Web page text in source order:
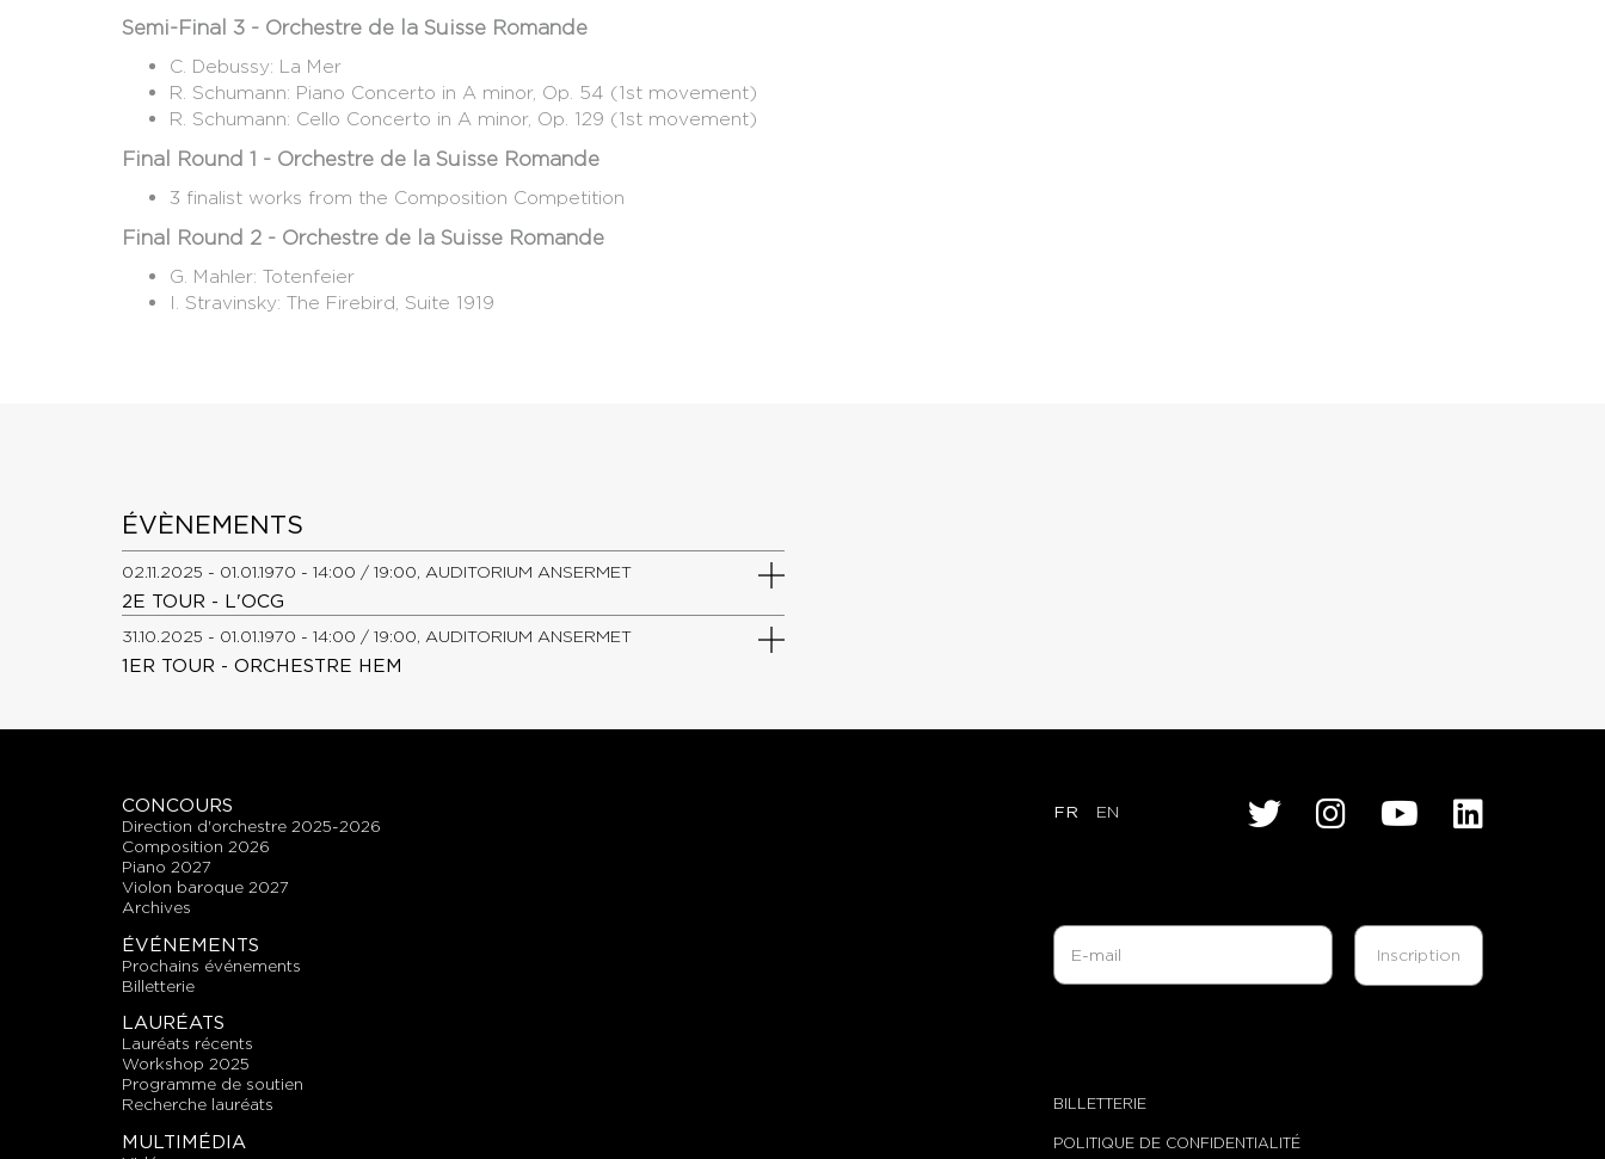
Semi-Final 3 - Orchestre de la Suisse Romande
C. Debussy: La Mer
R. Schumann: Piano Concerto in A minor, Op. 54 (1st movement)
R. Schumann: Cello Concerto in A minor, Op. 129 (1st movement)
Final Round 1 - Orchestre de la Suisse Romande
3 finalist works from the Composition Competition
Final Round 2 - Orchestre de la Suisse Romande
G. Mahler: Totenfeier
​I. Stravinsky: The Firebird, Suite 1919
ÉVÈNEMENTS
02.11.2025 - 01.01.1970 - 14:00 / 19:00, AUDITORIUM ANSERMET
2E TOUR - L'OCG
31.10.2025 - 01.01.1970 - 14:00 / 19:00, AUDITORIUM ANSERMET
1ER TOUR - ORCHESTRE HEM
CONCOURS
direction d'orchestre 2025-2026
composition 2026
piano 2027
violon baroque 2027
archives
ÉVÉNEMENTS
prochains événements
billetterie
LAURÉATS
lauréats récents
workshop 2025
programme de soutien
recherche lauréats
MULTIMÉDIA
FR EN
BILLETTERIE
POLITIQUE DE CONFIDENTIALITÉ